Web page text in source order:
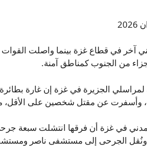
في قطاع غزة بينما واصلت القوات
من الجنوب كمناطق آمنة.
الجزيرة في غزة إن غارة
عن مقتل شخصين على الأقل، من
في غزة أن فرقها انتشلت سبعة
الجرحى إلى مستشفى ناصر